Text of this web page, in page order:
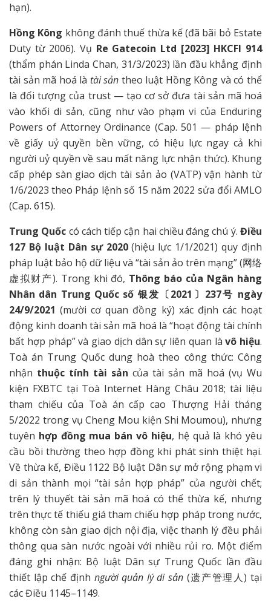
hạn).
Hồng Kông không đánh thuế thừa kế (đã bãi bỏ Estate
Duty từ 2006). Vụ Re Gatecoin Ltd [2023] HKCFI 914
(thẩm phán Linda Chan, 31/3/2023) lần đầu khẳng định
tài sản mã hoá là tài sản theo luật Hồng Kông và có thể
là đối tượng của trust — tạo cơ sở đưa tài sản mã hoá
vào khối di sản, cũng như vào phạm vi của Enduring
Powers of Attorney Ordinance (Cap. 501 — pháp lệnh
về giấy uỷ quyền bền vững, có hiệu lực ngay cả khi
người uỷ quyền về sau mất năng lực nhận thức). Khung
cấp phép sàn giao dịch tài sản ảo (VATP) vận hành từ
1/6/2023 theo Pháp lệnh số 15 năm 2022 sửa đổi AMLO
(Cap. 615).
Trung Quốc có cách tiếp cận hai chiều đáng chú ý.Điều
127 Bộ luật Dân sự 2020(hiệu lực 1/1/2021) quy định
pháp luật bảo hộ dữ liệu và “tài sản ảo trên mạng” (网络
虚拟财产). Trong khi đó, Thông báo của Ngân hàng
Nhân dân Trung Quốc số 银发〔2021〕237号 ngày
24/9/2021 (mười cơ quan đồng ký) xác định các hoạt
động kinh doanh tài sản mã hoá là “hoạt động tài chính
bất hợp pháp” và giao dịch dân sự liên quan làvô hiệu.
Toà án Trung Quốc dung hoà theo công thức: Công
nhận thuộc tính tài sản của tài sản mã hoá (vụ Wu
kiện FXBTC tại Toà Internet Hàng Châu 2018; tài liệu
tham chiếu của Toà án cấp cao Thượng Hải tháng
5/2022 trong vụ Cheng Mou kiện Shi Moumou), nhưng
tuyên hợp đồng mua bán vô hiệu, hệ quả là khó yêu
cầu bồi thường theo hợp đồng khi phát sinh thiệt hại.
Về thừa kế, Điều 1122 Bộ luật Dân sự mở rộng phạm vi
di sản thành mọi “tài sản hợp pháp” của người chết;
trên lý thuyết tài sản mã hoá có thể thừa kế, nhưng
trên thực tế thiếu giá tham chiếu hợp pháp trong nước,
không còn sàn giao dịch nội địa, việc thanh lý đều phải
thông qua sàn nước ngoài với nhiều rủi ro. Một điểm
đáng ghi nhận: Bộ luật Dân sự Trung Quốc lần đầu
thiết lập chế định người quản lý di sản (遗产管理人) tại
các Điều 1145–1149.